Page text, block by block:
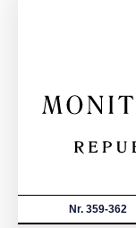
Nr. 359-362